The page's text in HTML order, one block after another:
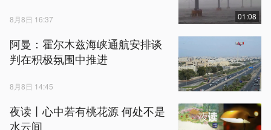
8月8日 16:37 01:08
阿曼：霍尔木兹海峡通航安排谈
判在积极氛围中推进
8月8日 14:45
夜读丨心中若有桃花源 何处不是
水云间